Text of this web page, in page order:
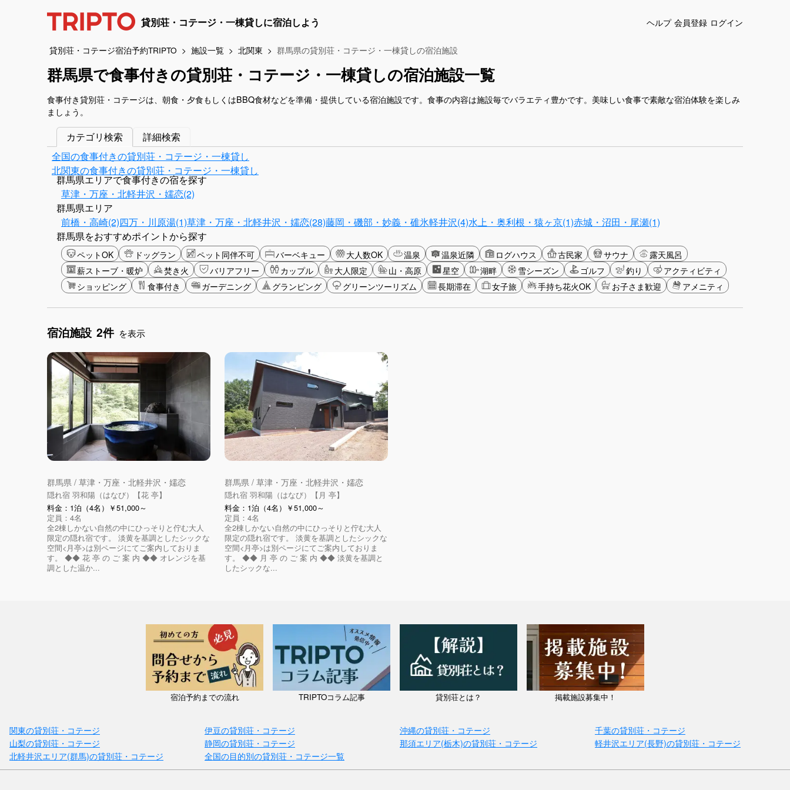
貸別荘・コテージ・一棟貸しに宿泊しよう ヘルプ 会員登録 ログイン
貸別荘・コテージ宿泊予約TRIPTO 施設一覧 北関東 群馬県の貸別荘・コテージ・一棟貸しの宿泊施設
群馬県で食事付きの貸別荘・コテージ・一棟貸しの宿泊施設一覧
食事付き貸別荘・コテージは、朝食・夕食もしくはBBQ食材などを準備・提供している宿泊施設です。食事の内容は施設毎でバラエティ豊かです。美味しい食事で素敵な宿泊体験を楽しみ
ましょう。
カテゴリ検索
詳細検索
全国の食事付きの貸別荘・コテージ・一棟貸し
北関東の食事付きの貸別荘・コテージ・一棟貸し
群馬県エリアで食事付きの宿を探す
草津・万座・北軽井沢・嬬恋(2)
群馬県エリア
前橋・高崎(2)四万・川原湯(1)草津・万座・北軽井沢・嬬恋(28)藤岡・磯部・妙義・碓氷軽井沢(4)水上・奥利根・猿ヶ京(1)赤城・沼田・尾瀬(1)
群馬県をおすすめポイントから探す
ペットOK ドッグラン ペット同伴不可 バーベキュー 大人数OK 温泉 温泉近隣 ログハウス 古民家 サウナ
露天風呂
薪ストーブ・暖炉
焚き火 バリアフリー カップル 大人限定 山・高原 星空 湖畔 雪シーズン ゴルフ 釣り
アクティビティ
ショッピング
食事付き ガーデニング グランピング グリーンツーリズム 長期滞在 女子旅 手持ち花火OK お子さま歓迎 アメニティ
宿泊施設 2件 を表示
群馬県 / 草津・万座・北軽井沢・嬬恋
隠れ宿 羽和陽（はなび）【花 亭】
料金：1泊（4名）￥51,000～
定員：4名
全2棟しかない自然の中にひっそりと佇む大人
限定の隠れ宿です。 淡黄を基調としたシックな
空間<月亭>は別ページにてご案内しておりま
す。 ◆◆ 花 亭 の ご 案 内 ◆◆ オレンジを基
調とした温か...
群馬県 / 草津・万座・北軽井沢・嬬恋
隠れ宿 羽和陽（はなび）【月 亭】
料金：1泊（4名）￥51,000～
定員：4名
全2棟しかない自然の中にひっそりと佇む大人
限定の隠れ宿です。 淡黄を基調としたシックな
空間<月亭>は別ページにてご案内しておりま
す。 ◆◆ 月 亭 の ご 案 内 ◆◆ 淡黄を基調と
したシックな...
宿泊予約までの流れ TRIPTOコラム記事 貸別荘とは？ 掲載施設募集中！
関東の貸別荘・コテージ 伊豆の貸別荘・コテージ 沖縄の貸別荘・コテージ
千葉の貸別荘・コテージ
山梨の貸別荘・コテージ
静岡の貸別荘・コテージ 那須エリア(栃木)の貸別荘・コテージ
軽井沢エリア(長野)の貸別荘・コテージ
北軽井沢エリア(群馬)の貸別荘・コテージ
全国の目的別の貸別荘・コテージ一覧